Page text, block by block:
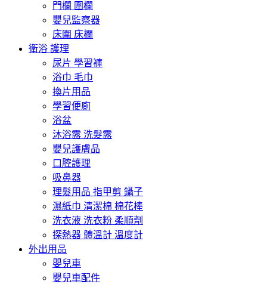
門欄 圍欄
嬰兒監察器
床圍 床欄
衛浴 護理
尿片 學習褲
浴巾 毛巾
換片用品
學習便廁
浴盆
沐浴露 洗髮露
嬰兒護膚品
口腔護理
吸鼻器
理髮用品 指甲剪 鑷子
濕紙巾 清潔棉 棉花棒
洗衣液 洗衣粉 柔順劑
探熱器 體溫計 溫度計
外出用品
嬰兒車
嬰兒車配件